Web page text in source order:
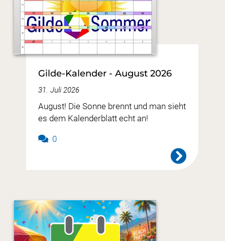
Gilde-Kalender - August 2026
31. Juli 2026
August! Die Sonne brennt und man sieht
es dem Kalenderblatt echt an!
0